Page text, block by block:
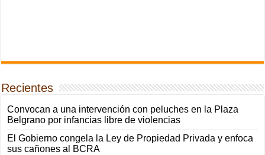
Recientes
Convocan a una intervención con peluches en la Plaza
Belgrano por infancias libre de violencias
El Gobierno congela la Ley de Propiedad Privada y enfoca
sus cañones al BCRA